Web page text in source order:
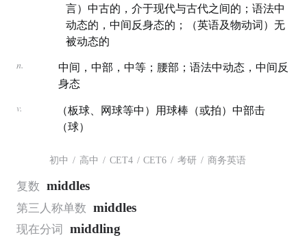
言）中古的，介于现代与古代之间的；语法中
动态的，中间反身态的；（英语及物动词）无
被动态的
n.
中间，中部，中等；腰部；语法中动态，中间反
身态
v.
（板球、网球等中）用球棒（或拍）中部击
（球）
初中 / 高中 / CET4 / CET6 / 考研 / 商务英语
复数 middles
第三人称单数 middles
现在分词 middling